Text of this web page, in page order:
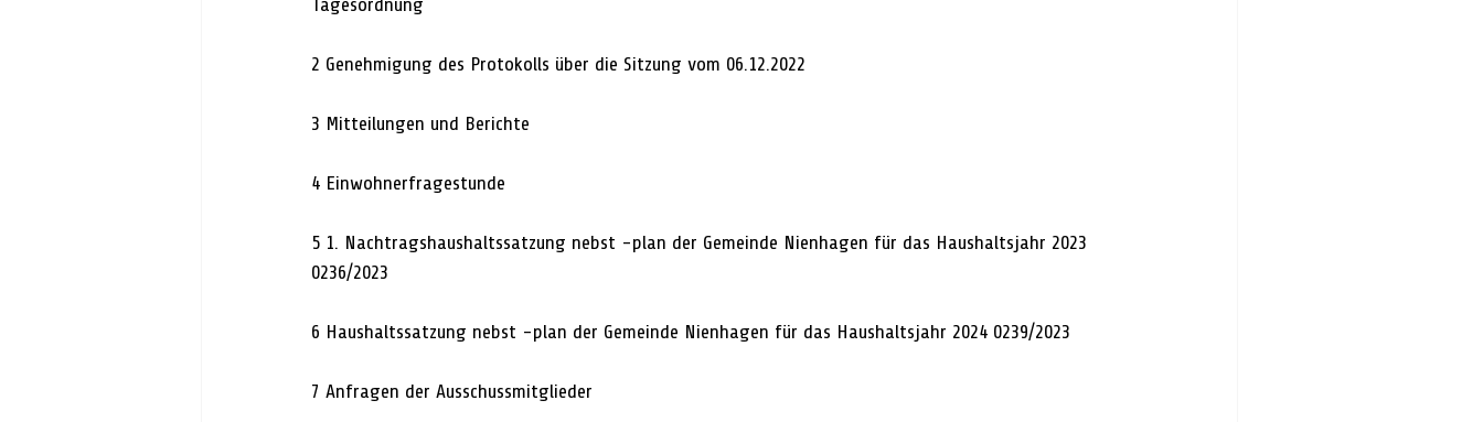
Tagesordnung
2 Genehmigung des Protokolls über die Sitzung vom 06.12.2022
3 Mitteilungen und Berichte
4 Einwohnerfragestunde
5 1. Nachtragshaushaltssatzung nebst -plan der Gemeinde Nienhagen für das Haushaltsjahr 2023
0236/2023
6 Haushaltssatzung nebst -plan der Gemeinde Nienhagen für das Haushaltsjahr 2024 0239/2023
7 Anfragen der Ausschussmitglieder